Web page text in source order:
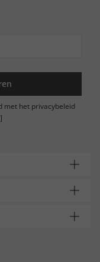
met het privacybeleid